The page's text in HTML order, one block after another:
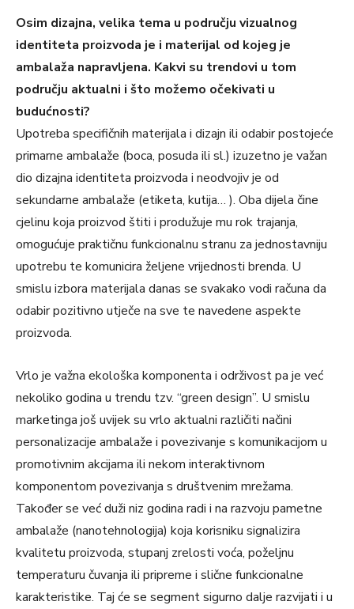
Osim dizajna, velika tema u području vizualnog
identiteta proizvoda je i materijal od kojeg je
ambalaža napravljena. Kakvi su trendovi u tom
području aktualni i što možemo očekivati u
budućnosti?
Upotreba specifičnih materijala i dizajn ili odabir postojeće
primarne ambalaže (boca, posuda ili sl.) izuzetno je važan
dio dizajna identiteta proizvoda i neodvojiv je od
sekundarne ambalaže (etiketa, kutija… ). Oba dijela čine
cjelinu koja proizvod štiti i produžuje mu rok trajanja,
omogućuje praktičnu funkcionalnu stranu za jednostavniju
upotrebu te komunicira željene vrijednosti brenda. U
smislu izbora materijala danas se svakako vodi računa da
odabir pozitivno utječe na sve te navedene aspekte
proizvoda.
Vrlo je važna ekološka komponenta i održivost pa je već
nekoliko godina u trendu tzv. “green design”. U smislu
marketinga još uvijek su vrlo aktualni različiti načini
personalizacije ambalaže i povezivanje s komunikacijom u
promotivnim akcijama ili nekom interaktivnom
komponentom povezivanja s društvenim mrežama.
Također se već duži niz godina radi i na razvoju pametne
ambalaže (nanotehnologija) koja korisniku signalizira
kvalitetu proizvoda, stupanj zrelosti voća, poželjnu
temperaturu čuvanja ili pripreme i slične funkcionalne
karakteristike. Taj će se segment sigurno dalje razvijati i u